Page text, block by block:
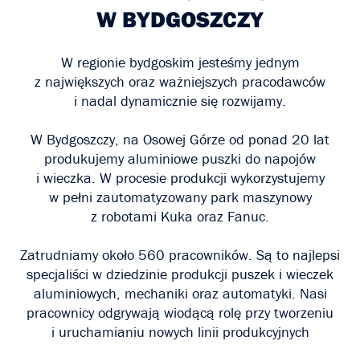
W BYDGOSZCZY
W regionie bydgoskim jesteśmy jednym
z największych oraz ważniejszych pracodawców
i nadal dynamicznie się rozwijamy.
W Bydgoszczy, na Osowej Górze od ponad 20 lat
produkujemy aluminiowe puszki do napojów
i wieczka. W procesie produkcji wykorzystujemy
w pełni zautomatyzowany park maszynowy
z robotami Kuka oraz Fanuc.
Zatrudniamy około 560 pracowników. Są to najlepsi
specjaliści w dziedzinie produkcji puszek i wieczek
aluminiowych, mechaniki oraz automatyki. Nasi
pracownicy odgrywają wiodącą rolę przy tworzeniu
i uruchamianiu nowych linii produkcyjnych